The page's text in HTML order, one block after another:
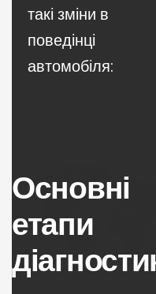
такі зміни в
поведінці
автомобіля:
Основні
етапи